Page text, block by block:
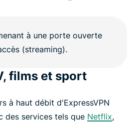
films et sport
à haut débit d'ExpressVPN
des services tels que Netflix,